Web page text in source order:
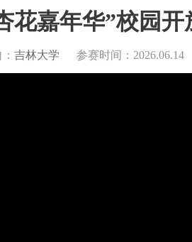
花嘉年华”校园
吉林大学 参赛时间：2026.06.14